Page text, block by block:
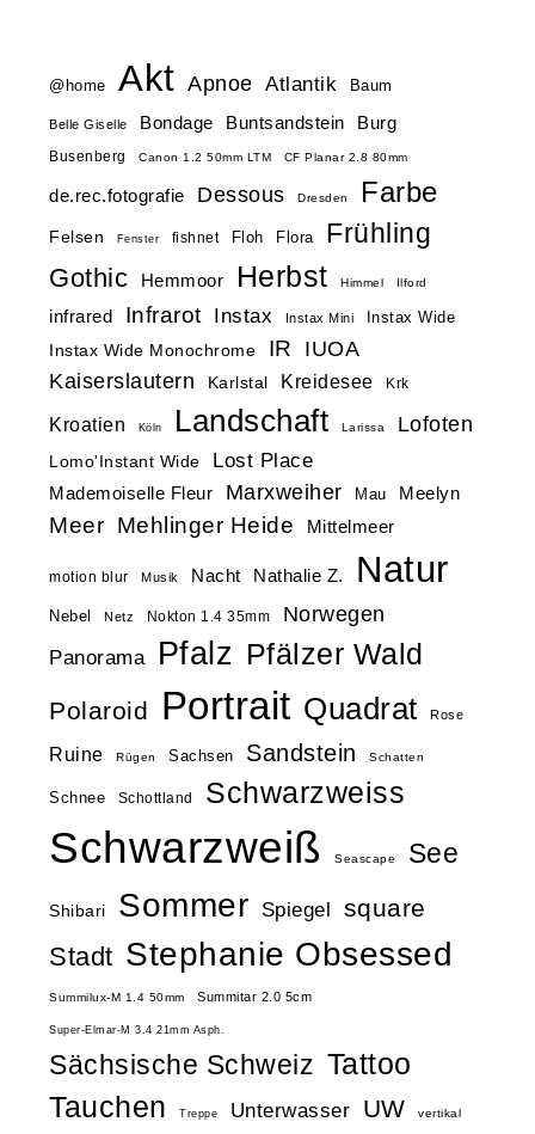
@home Akt Apnoe Atlantik Baum
Belle Giselle Bondage Buntsandstein Burg
Busenberg Canon 1.2 50mm LTM CF Planar 2.8 80mm
de.rec.fotografie Dessous Dresden Farbe
Felsen Fenster fishnet Floh Flora Frühling
Gothic Hemmoor Herbst Himmel Ilford
infrared Infrarot Instax Instax Mini
Instax Wide
Instax Wide Monochrome
IR
IUOA
Kaiserslautern
Karlstal Kreidesee Krk
Kroatien Köln Landschaft Larissa Lofoten
Lomo'Instant Wide Lost Place
Mademoiselle Fleur Marxweiher Mau Meelyn
Meer Mehlinger Heide Mittelmeer
motion blur Musik Nacht Nathalie Z. Natur
Nebel Netz Nokton 1.4 35mm Norwegen
Panorama Pfalz Pfälzer Wald
Polaroid Portrait Quadrat Rose
Ruine Rügen Sachsen Sandstein Schatten
Schnee Schottland Schwarzweiss
Schwarzweiß Seascape See
Shibari Sommer Spiegel square
Stadt Stephanie Obsessed
Summilux-M 1.4 50mm Summitar 2.0 5cm
Super-Elmar-M 3.4 21mm Asph.
Sächsische Schweiz Tattoo
Tauchen
Treppe Unterwasser UW vertikal